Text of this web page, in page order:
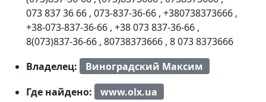
073 837 36 66 , 073-837-36-66 , +380738373666 ,
+38-073-837-36-66 , +38 073 837-36-66 ,
8(073)837-36-66 , 80738373666 , 8 073 8373666
Владелец:
Виноградский Максим
Где найдено:
www.olx.ua